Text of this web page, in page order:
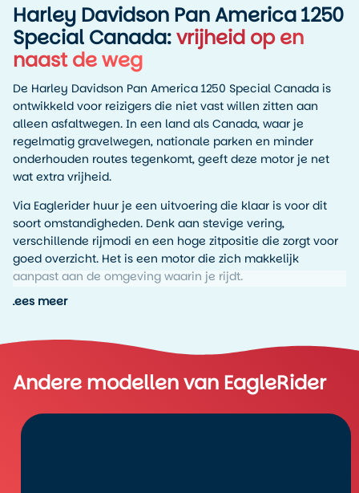
Harley Davidson Pan America 1250
Special Canada:vrijheid op en
naast de weg
De Harley Davidson Pan America 1250 Special Canada is
ontwikkeld voor reizigers die niet vast willen zitten aan
alleen asfaltwegen. In een land als Canada, waar je
regelmatig gravelwegen, nationale parken en minder
onderhouden routes tegenkomt, geeft deze motor je net
wat extra vrijheid.
Via Eaglerider huur je een uitvoering die klaar is voor dit
soort omstandigheden. Denk aan stevige vering,
verschillende rijmodi en een hoge zitpositie die zorgt voor
goed overzicht. Het is een motor die zich makkelijk
aanpast aan de omgeving waarin je rijdt.
Hoe rijdt de Harley Davidson Pan
1250 Special Canada is de veelzijdigheid. Op de snelweg
rijdt hij comfortabel en stabiel, vergelijkbaar met een
touringmotor. Maar zodra het asfalt minder wordt of
overgaat in gravel, blijft de motor goed controleerbaar.
Lees meer
Andere modellen van EagleRider